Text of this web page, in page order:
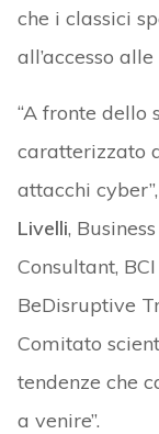
che i classici
all’accesso
“A fronte dello
caratterizzato
attacchi
Livelli,
Consultant,
BeDisruptive
Comitato
tendenze che
a venire”.